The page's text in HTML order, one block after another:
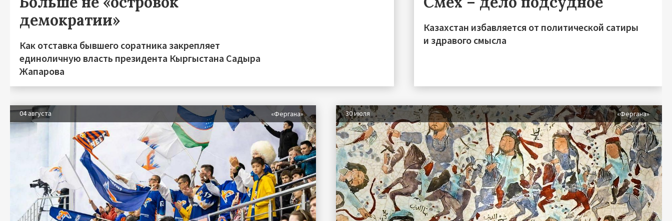
демократии»
Как отставка бывшего соратника закрепляет
единоличную власть президента Кыргыстана Садыра
Жапарова
Казахстан избавляется от политической сатиры
и здравого смысла
04 августа «Фергана» 30 июля «Фергана»